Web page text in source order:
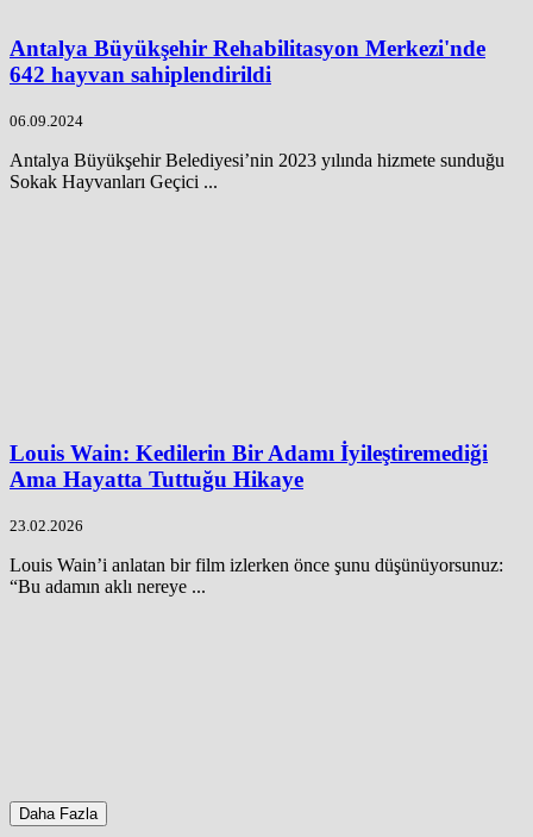
Antalya Büyükşehir Rehabilitasyon Merkezi'nde
642 hayvan sahiplendirildi
06.09.2024
Antalya Büyükşehir Belediyesi’nin 2023 yılında hizmete sunduğu
Sokak Hayvanları Geçici ...
Louis Wain: Kedilerin Bir Adamı İyileştiremediği
Ama Hayatta Tuttuğu Hikaye
23.02.2026
Louis Wain’i anlatan bir film izlerken önce şunu düşünüyorsunuz:
“Bu adamın aklı nereye ...
Daha Fazla